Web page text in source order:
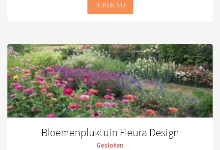
BEKIJK NU
Bloemenpluktuin Fleura Design
Gesloten